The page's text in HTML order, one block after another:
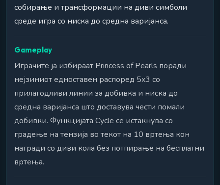
собирање и трансформации на диви симболи
среде игра со ниска до средна варијанса.
Gameplay
Играчите ја избираат Princess of Pearls поради
нејзиниот едноставен распоред 5x3 со
прилагодливи линии за добивка и ниска до
средна варијанса што доставува чести помали
добивки. Функцијата Cycle се истакнува со
градење на тензија во текот на 10 вртења кон
награди со диви кола без потпирање на бесплатни
вртења.